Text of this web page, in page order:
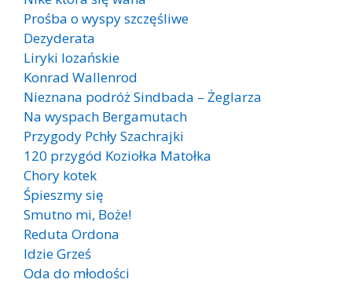
Prośba o wyspy szczęśliwe
Dezyderata
Liryki lozańskie
Konrad Wallenrod
Nieznana podróż Sindbada – Żeglarza
Na wyspach Bergamutach
Przygody Pchły Szachrajki
120 przygód Koziołka Matołka
Chory kotek
Śpieszmy się
Smutno mi, Boże!
Reduta Ordona
Idzie Grześ
Oda do młodości